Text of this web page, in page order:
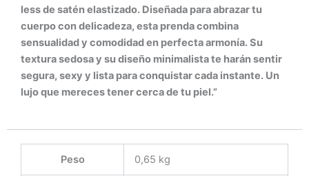
less de satén elastizado. Diseñada para abrazar tu
cuerpo con delicadeza, esta prenda combina
sensualidad y comodidad en perfecta armonía. Su
textura sedosa y su diseño minimalista te harán sentir
segura, sexy y lista para conquistar cada instante. Un
lujo que mereces tener cerca de tu piel.”
Peso 0,65 kg